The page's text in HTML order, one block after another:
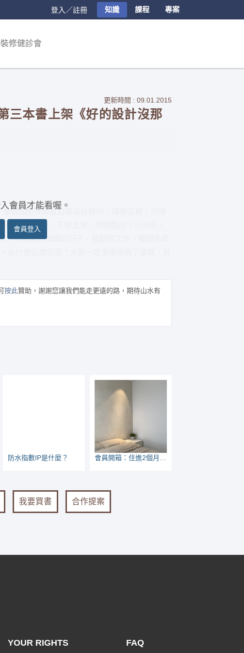
登入／註冊 知識 課程 專案
修健診會
更新時間 : 09.01.2015
三本書上架《好的設計沒那
請國際大師當自家設計師的，請按這裡，可連
編者的話時，不知怎地，思緒飄回了三年前。
某個陽光燦爛的日子，我辭掉工作，離開多年
會員才能看喔。
會員登入
按此贊助，謝謝您讓我們能走更遠的路，期待山水有
防水指數IP是什麼？
我要買書 合作提案
YOUR RIGHTS FAQ